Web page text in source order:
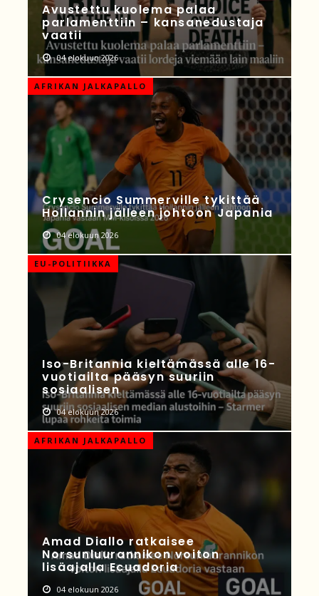
Avustettu kuolema palaa
parlamenttiin – kansanedustaja
vaatii
04 elokuun 2026
AFRIKAN JALKAPALLO
Crysencio Summerville tykittää
Hollannin jälleen johtoon Japania
04 elokuun 2026
EU-POLITIIKKA
Iso-Britannia kieltämässä alle 16-
vuotiailta pääsyn suuriin
sosiaalisen
04 elokuun 2026
AFRIKAN JALKAPALLO
Amad Diallo ratkaisee
Norsunluurannikon voiton
lisäajalla Ecuadoria
04 elokuun 2026